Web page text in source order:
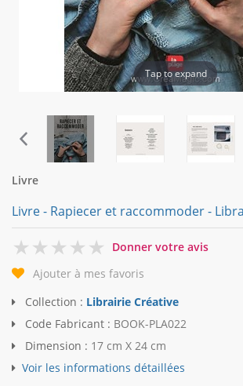
Tap to expand
Livre
Livre - Rapiecer et raccommoder -
0
Donner votre avis
Ajouter à mes favoris
Collection : Librairie Créative
Code Fabricant : BOOK-PLA022
Dimension : 17 cm X 24 cm
Voir les informations détaillées